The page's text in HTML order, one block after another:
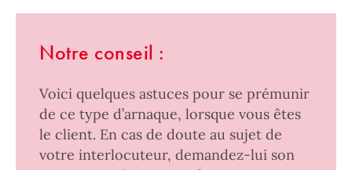
Notre conseil :
Voici quelques astuces pour se prémunir
de ce type d’arnaque, lorsque vous êtes
le client. En cas de doute au sujet de
votre interlocuteur, demandez-lui son